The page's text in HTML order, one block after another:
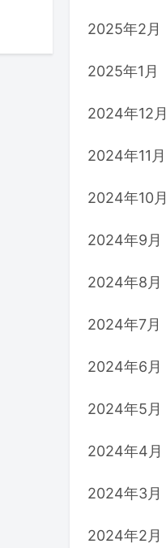
2025年2月
2025年1月
2024年12月
2024年11月
2024年10月
2024年9月
2024年8月
2024年7月
2024年6月
2024年5月
2024年4月
2024年3月
2024年2月